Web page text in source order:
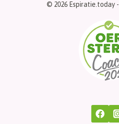
© 2026 Espiratie.today -